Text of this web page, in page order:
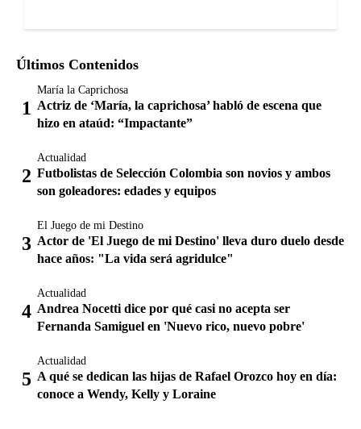
Últimos Contenidos
María la Caprichosa
Actriz de ‘María, la caprichosa’ habló de escena que
hizo en ataúd: “Impactante”
Actualidad
Futbolistas de Selección Colombia son novios y ambos
son goleadores: edades y equipos
El Juego de mi Destino
Actor de 'El Juego de mi Destino' lleva duro duelo desde
hace años: "La vida será agridulce"
Actualidad
Andrea Nocetti dice por qué casi no acepta ser
Fernanda Samiguel en 'Nuevo rico, nuevo pobre'
Actualidad
A qué se dedican las hijas de Rafael Orozco hoy en día:
conoce a Wendy, Kelly y Loraine